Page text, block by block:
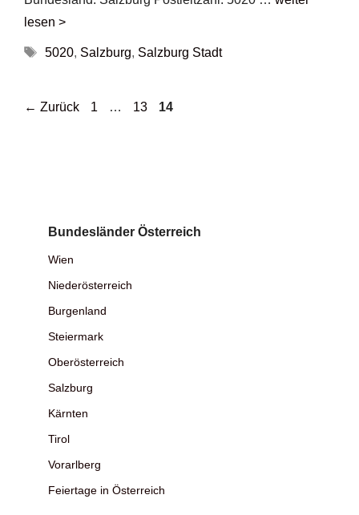
lesen >
Schlagwörter
5020, Salzburg, Salzburg Stadt
← Zurück Seite
1 … Seite
13 Seite
14
Bundesländer Österreich
Wien
Niederösterreich
Burgenland
Steiermark
Oberösterreich
Salzburg
Kärnten
Tirol
Vorarlberg
Feiertage in Österreich